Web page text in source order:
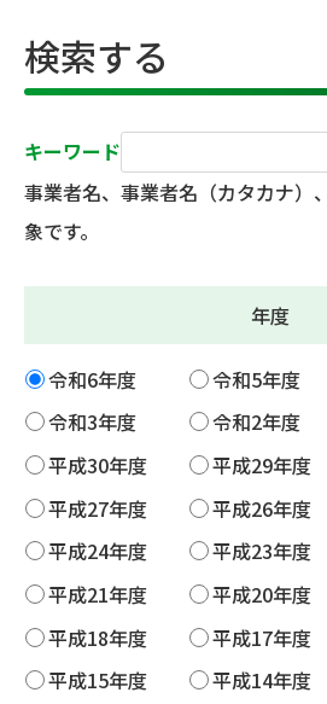
検索する
キーワード
事業者名、事業者名（カタカナ
象です。
年度
令和6年度 令和5年度
令和3年度
令和2年度
平成30年度
平成29年度
平成27年度
平成26年度
平成24年度
平成23年度
平成21年度
平成20年度
平成18年度
平成17年度
平成15年度
平成14年度